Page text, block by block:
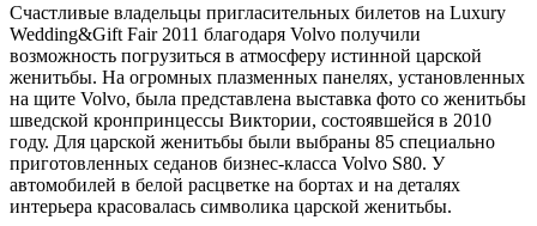
Счастливые владельцы пригласительных билетов на Luxury
Wedding&Gift Fair 2011 благодаря Volvo получили
возможность погрузиться в атмосферу истинной царской
женитьбы. На огромных плазменных панелях, установленных
на щите Volvo, была представлена выставка фото со женитьбы
шведской кронпринцессы Виктории, состоявшейся в 2010
году. Для царской женитьбы были выбраны 85 специально
приготовленных седанов бизнес-класса Volvo S80. У
автомобилей в белой расцветке на бортах и на деталях
интерьера красовалась символика царской женитьбы.